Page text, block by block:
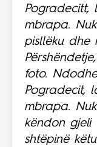
Pogradecitt,
mbrapa.
pisllëku dhe
foto.
Pogradecit,
mbrapa.
këndon gjeli
shtëpinë